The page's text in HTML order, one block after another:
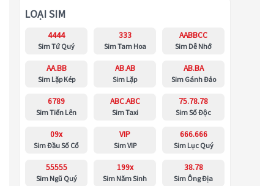
LOẠI SIM
4444
Sim Tứ Quý
333
Sim Tam Hoa
AABBCC
Sim Dễ Nhớ
AA.BB
Sim Lặp Kép
AB.AB
Sim Lặp
AB.BA
Sim Gánh Đảo
6789
Sim Tiến Lên
ABC.ABC
Sim Taxi
75.78.78
Sim Số Độc
09x
Sim Đầu Số Cổ
VIP
Sim VIP
666.666
Sim Lục Quý
55555
Sim Ngũ Quý
199x
Sim Năm Sinh
38.78
Sim Ông Địa